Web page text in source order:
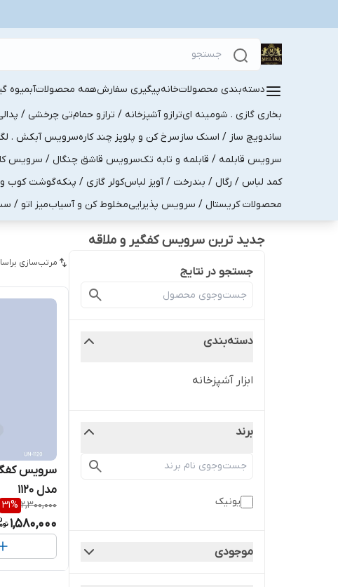
دسته‌بندی محصولاتخانهپیگیری سفارشهمه محصولاتآبمیوه
بخاری گازی . شومینه ایترازو آشپزخانه / ترازو حمامتی چرخشی /
ساندویچ ساز / اسنک سازسرخ کن و پلوپز چند کارهسرویس آبکش . لگن
سرویس قابلمه / قابلمه و تابه تکسرویس قاشق چنگال / سرویس
کمد لباس / رگال / بندرخت / آویز لباسکولر گازی / پنکهگوشت کوب و
محصولات کریستال / سرویس پذیراییمخلوط کن و آسیابمیز اتو /
جدید ترین سرویس کفگیر و ملاقه
جستجو در نتایج
دسته‌بندی
ابزار آشپزخانه
برند
یونیک
موجودی
مرتب‌سازی
سرویس
مدل ۱۱۲۰
2,300,000
31%
1,580,000